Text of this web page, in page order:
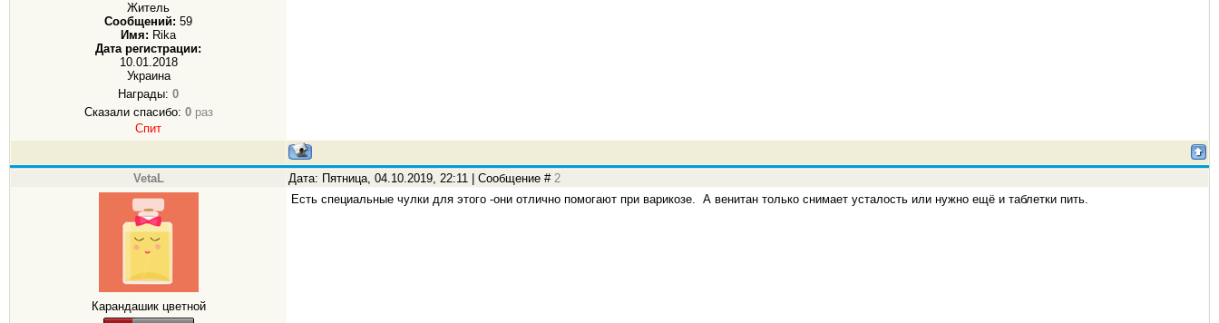
Житель
Сообщений: 59
Имя: Rika
Дата регистрации:
10.01.2018
Украина
Награды: 0
Сказали спасибо: 0раз
Спит
VetaL Дата: Пятница, 04.10.2019, 22:11 | Сообщение # 2
Карандашик цветной
Есть специальные чулки для этого -они отлично помогают при варикозе. А венитан только снимает усталость или нужно ещё и таблетки пить.